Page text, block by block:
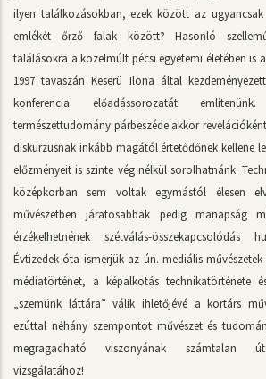
ilyen találkozásokban, ezek között az
emlékét őrző falak között? Hasonló
találásokra a közelmúlt pécsi egyetemi életében is
1997 tavaszán Keserü Ilona által
konferencia előadássorozatát
természettudomány párbeszéde akkor
diskurzusnak inkább magától értetődőnek kellene
előzményeit is szinte vég nélkül sorolhatnánk.
középkorban sem voltak egymástól élesen
művészetben járatosabbak pedig manapság
érzékelhetnének szétválás-összekapcsolódás
Évtizedek óta ismerjük az ún. mediális
médiatörténet, a képalkotás technikatörténete
„szemünk láttára” válik ihletőjévé a kortárs
ezúttal néhány szempontot művészet és
megragadható viszonyának számtalan
vizsgálatához!